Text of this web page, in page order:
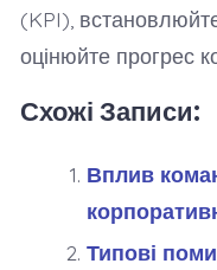
(KPI),
оцінюйте прогрес
Схожі Записи:
Вплив
Типові